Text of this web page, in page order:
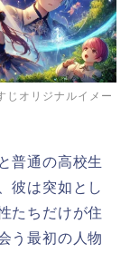
じオリジナルイメー
普通の高校生
彼は突如とし
たちだけが住
う最初の人物